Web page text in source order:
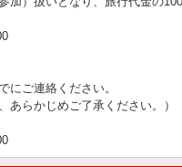
にご連絡ください。
あらかじめご了承ください。）